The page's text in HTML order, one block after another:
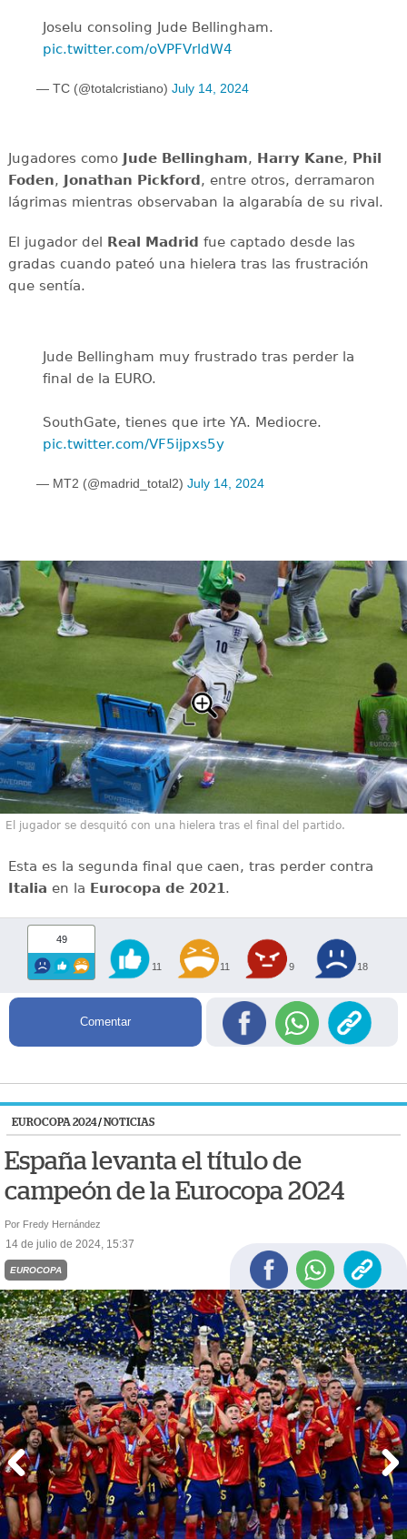
Joselu consoling Jude Bellingham.
pic.twitter.com/oVPFVrldW4
— TC (@totalcristiano) July 14, 2024
Jugadores como Jude Bellingham, Harry Kane, Phil
Foden, Jonathan Pickford, entre otros, derramaron
lágrimas mientras observaban la algarabía de su rival.
El jugador del Real Madrid fue captado desde las
gradas cuando pateó una hielera tras las frustración
que sentía.
Jude Bellingham muy frustrado tras perder la
final de la EURO.
SouthGate, tienes que irte YA. Mediocre.
pic.twitter.com/VF5ijpxs5y
— MT2 (@madrid_total2) July 14, 2024
El jugador se desquitó con una hielera tras el final del partido.
Esta es la segunda final que caen, tras perder contra
Italia en la Eurocopa de 2021.
49
11 11 9 18
Comentar
EUROCOPA 2024/NOTICIAS
España levanta el título de
campeón de la Eurocopa 2024
Por Fredy Hernández
14 de julio de 2024, 15:37
EUROCOPA